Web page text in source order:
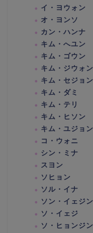
イ・ヨウォン
オ・ヨンソ
カン・ハンナ
キム・へユン
キム・ゴウン
キム・ジウォン
キム・セジョン
キム・ダミ
キム・テリ
キム・ヒソン
キム・ユジョン
コ・ウォニ
シン・ミナ
スヨン
ソヒョン
ソル・イナ
ソン・イェジン
ソ・イェジ
ソ・ヒョンジン